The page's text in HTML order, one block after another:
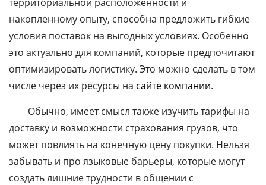
накопленному опыту, способна предложить гибкие
условия поставок на выгодных условиях. Особенно
это актуально для компаний, которые предпочитают
оптимизировать логистику. Это можно сделать в том
числе через их ресурсы на сайте компании.
Обычно, имеет смысл также изучить тарифы на
доставку и возможности страхования грузов, что
может повлиять на конечную цену покупки. Нельзя
забывать и про языковые барьеры, которые могут
создать лишние трудности в общении с